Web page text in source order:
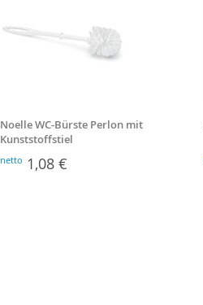
Noelle WC-Bürste Perlon mit
Kunststoffstiel
netto 1,08 €